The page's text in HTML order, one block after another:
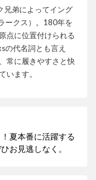
兄弟によってイング
ークス）。180年を
点に位置付けられる
の代名詞とも言え
常に履きやすさと快
います。
夏本番に活躍する
お見逃しなく。